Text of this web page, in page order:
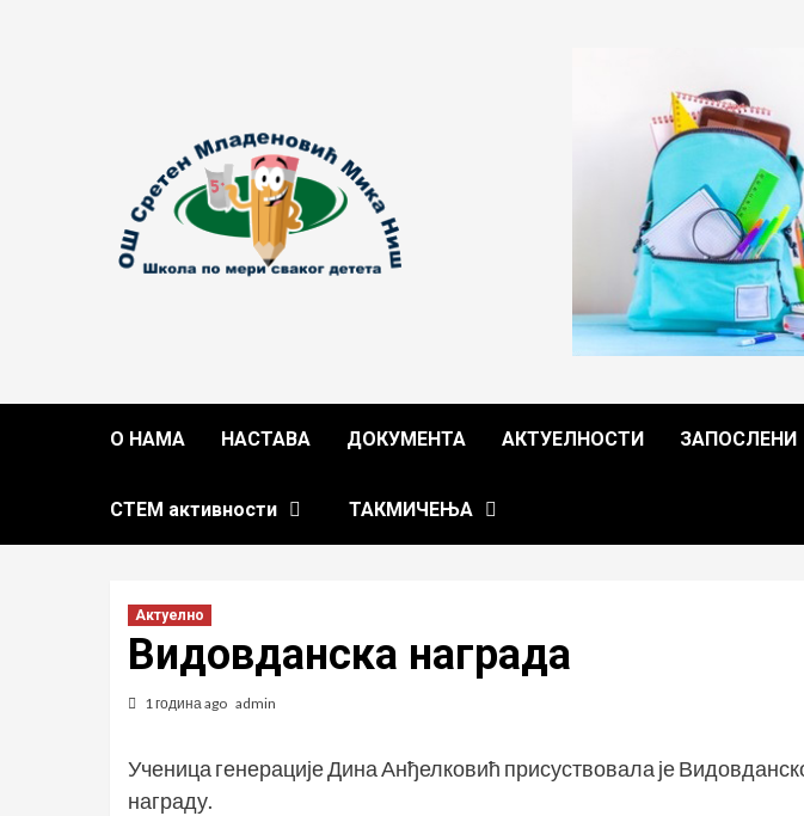
О НАМА НАСТАВА ДОКУМЕНТА АКТУЕЛНОСТИ ЗАПОСЛЕНИ
СТЕМ активности ТАКМИЧЕЊА
Актуелно
Видовданска награда
1 година ago admin
Ученица генерације Дина Анђелковић присуствовала је
награду.